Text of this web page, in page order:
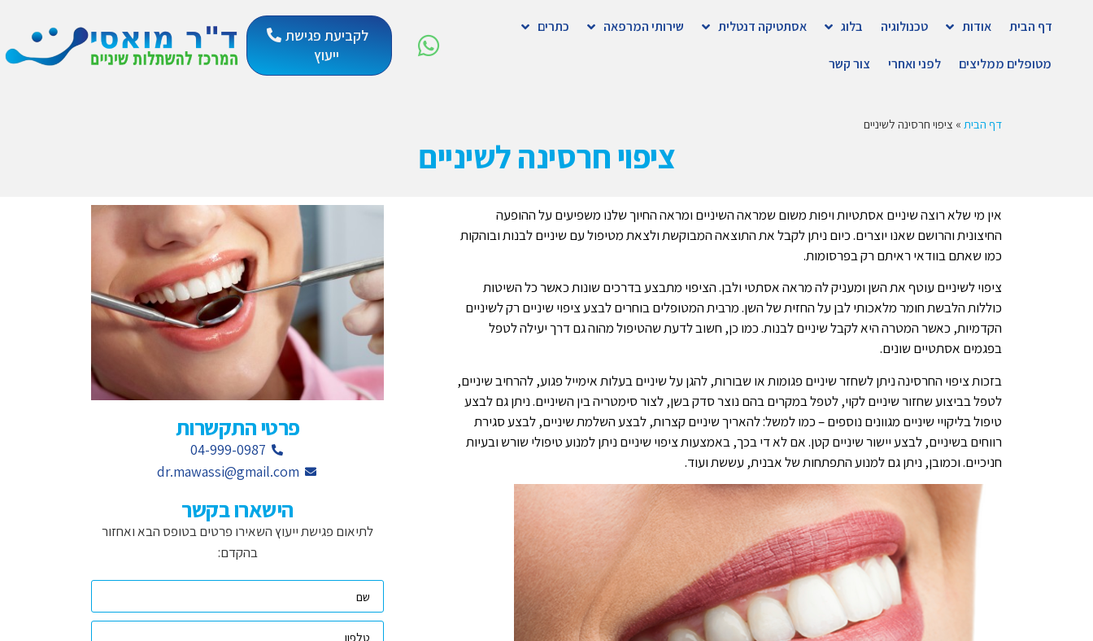
דף הבית אודות טכנולוגיה בלוג אסתטיקה דנטלית שירותי המרפאה כתרים
מטופלים ממליצים לפני ואחרי צור קשר
לקביעת פגישת
ייעוץ
דף הבית » ציפוי חרסינה לשיניים
ציפוי חרסינה לשיניים
אין מי שלא רוצה שיניים אסתטיות ויפות משום שמראה השיניים ומראה החיוך שלנו משפיעים על ההופעה
החיצונית והרושם שאנו יוצרים. כיום ניתן לקבל את התוצאה המבוקשת ולצאת מטיפול עם שיניים לבנות ובוהקות
כמו שאתם בוודאי ראיתם רק בפרסומות.
ציפוי לשיניים עוטף את השן ומעניק לה מראה אסתטי ולבן. הציפוי מתבצע בדרכים שונות כאשר כל השיטות
כוללות הלבשת חומר מלאכותי לבן על החזית של השן. מרבית המטופלים בוחרים לבצע ציפוי שיניים רק לשיניים
הקדמיות, כאשר המטרה היא לקבל שיניים לבנות. כמו כן, חשוב לדעת שהטיפול מהוה גם דרך יעילה לטפל
בפגמים אסתטיים שונים.
בזכות ציפוי החרסינה ניתן לשחזר שיניים פגומות או שבורות, להגן על שיניים בעלות אימייל פגוע, להרחיב שיניים,
לטפל בביצוע שחזור שיניים לקוי, לטפל במקרים בהם נוצר סדק בשן, לצור סימטריה בין השיניים. ניתן גם לבצע
טיפול בליקויי שיניים מגוונים נוספים – כמו למשל: להאריך שיניים קצרות, לבצע השלמת שיניים, לבצע סגירת
רווחים בשיניים, לבצע יישור שיניים קטן. אם לא די בכך, באמצעות ציפוי שיניים ניתן למנוע טיפולי שורש ובעיות
חניכיים. וכמובן, ניתן גם למנוע התפתחות של אבנית, עששת ועוד.
פרטי התקשרות
04-999-0987
dr.mawassi@gmail.com
הישארו בקשר
לתיאום פגישת ייעוץ השאירו פרטים בטופס הבא ואחזור
בהקדם: